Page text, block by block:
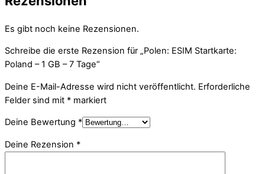
Es gibt noch keine Rezensionen.
Schreibe die erste Rezension für „Polen: ESIM Startkarte:
Poland – 1 GB – 7 Tage“
Deine E-Mail-Adresse wird nicht veröffentlicht. Erforderliche
Felder sind mit * markiert
Deine Bewertung *
Deine Rezension *